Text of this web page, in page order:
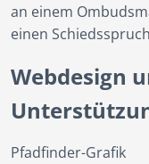
an einem
einen
Webdesign
Pfadfinder-Grafik